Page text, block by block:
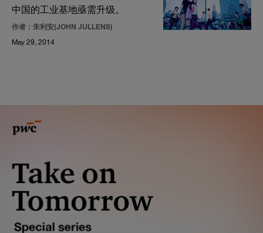
中国的工业基地亟需升级。
作者：朱利安(JOHN JULLENS)
May 29, 2014